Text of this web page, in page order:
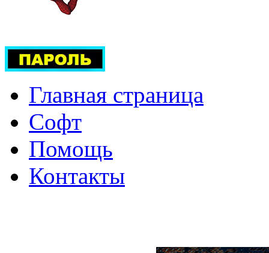
Главная страница
Софт
Помощь
Контакты